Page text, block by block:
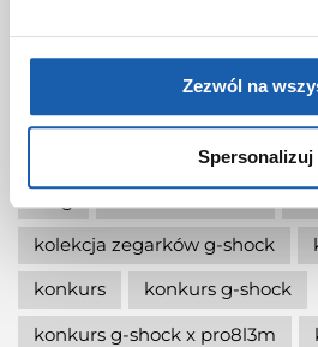
Zezwól na
Spersonalizuj
jaki g-shock wybrać
jaki
jaki zegarek g-shock wybrać
jaki zegarek wybrać
kermit
kolekcja zegarków g-shock
konkurs
konkurs g-shock
konkurs g-shock x pro8l3m